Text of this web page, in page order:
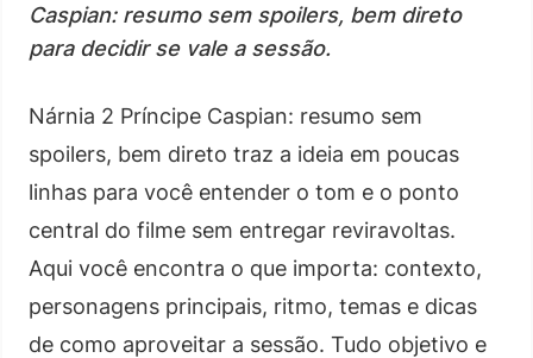
Caspian: resumo sem spoilers, bem direto
para decidir se vale a sessão.
Nárnia 2 Príncipe Caspian: resumo sem
spoilers, bem direto traz a ideia em poucas
linhas para você entender o tom e o ponto
central do filme sem entregar reviravoltas.
Aqui você encontra o que importa: contexto,
personagens principais, ritmo, temas e dicas
de como aproveitar a sessão. Tudo objetivo e